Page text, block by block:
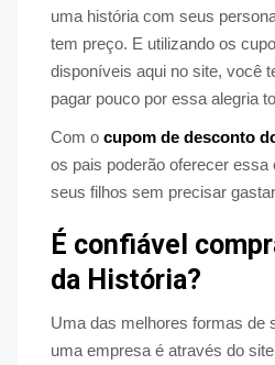
uma história com seus
tem preço. E utilizando os
disponíveis aqui no site, você
pagar pouco por essa alegria
Com o cupom de desconto
os pais poderão oferecer essa
seus filhos sem precisar
É confiável
da História?
Uma das melhores formas de
uma empresa é através do